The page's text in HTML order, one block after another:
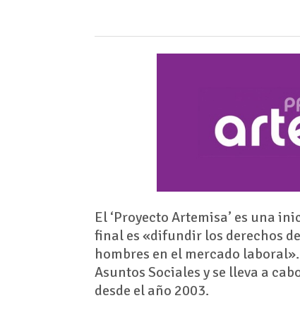
El ‘Proyecto Artemisa’ es una
final es «difundir los derechos
hombres en el mercado
Asuntos Sociales y se lleva a
desde el año 2003.